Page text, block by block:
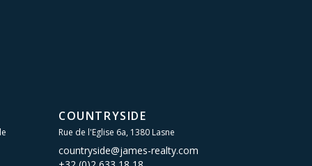
COUNTRYSIDE
Rue de l'Eglise 6a, 1380 Lasne
countryside@james-realty.com